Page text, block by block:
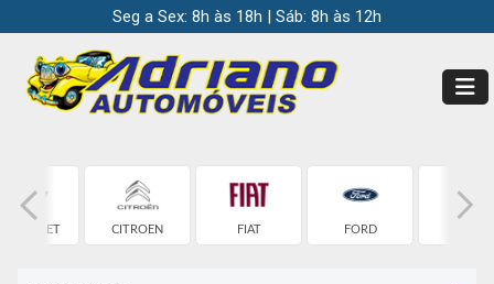
Seg a Sex: 8h às 18h | Sáb: 8h às 12h
CITROEN FIAT FORD